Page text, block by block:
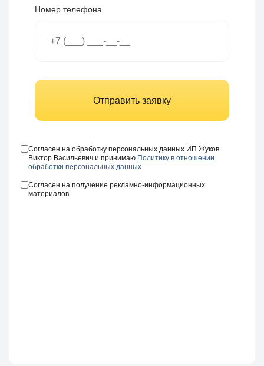
Номер телефона
Отправить заявку
Согласен на обработку персональных данных ИП Жуков
Виктор Васильевич и принимаю Политику в отношении
обработки персональных данных
Согласен на получение рекламно-информационных
материалов